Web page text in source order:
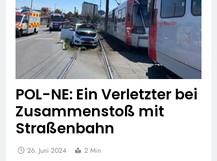
POL-NE: Ein Verletzter bei
Zusammenstoß mit
Straßenbahn
26. Juni 2024 2 Min